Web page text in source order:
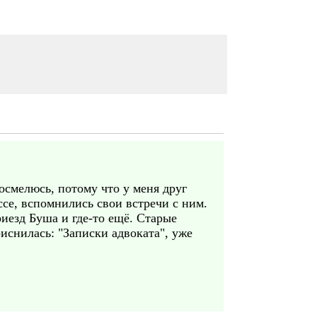
потому что у меня друг
вспомнились свои встречи с ним.
Буша и где-то ещё. Старые
"Записки адвоката", уже